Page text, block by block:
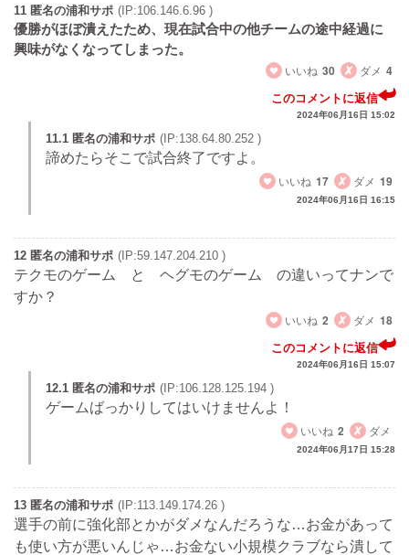
11 匿名の浦和サポ (IP:106.146.6.96 )
優勝がほぼ潰えたため、現在試合中の他チームの途中経過に
興味がなくなってしまった。
いいね 30 ダメ 4
このコメントに返信
2024年06月16日 15:02
11.1 匿名の浦和サポ (IP:138.64.80.252 )
諦めたらそこで試合終了ですよ。
いいね 17 ダメ 19
2024年06月16日 16:15
12 匿名の浦和サポ (IP:59.147.204.210 )
テクモのゲーム と ヘグモのゲーム の違いってナンで
すか？
いいね 2 ダメ 18
このコメントに返信
2024年06月16日 15:07
12.1 匿名の浦和サポ (IP:106.128.125.194 )
ゲームばっかりしてはいけませんよ！
いいね 2 ダメ
2024年06月17日 15:28
13 匿名の浦和サポ (IP:113.149.174.26 )
選手の前に強化部とかがダメなんだろうな…お金があって
も使い方が悪いんじゃ…お金ない小規模クラブなら潰して